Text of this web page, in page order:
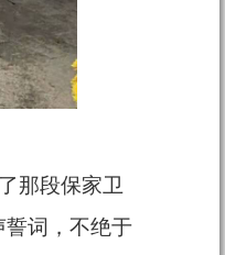
那段保家卫
誓词，不绝于